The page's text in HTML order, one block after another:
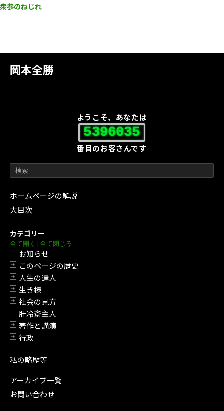
岡本全勝
ようこそ、あなたは
5396035
番目のお客さんです
ホームページの解説
大目次
カテゴリー
全て開く | 全て閉じる
お知らせ
開閉
このページの歴史
開閉
人生の達人
開閉
生き様
開閉
社会の見方
肝冷斎主人
開閉
著作と講演
開閉
行政
私の略歴等
アーカイブ一覧
お問い合わせ
衆参のねじれ